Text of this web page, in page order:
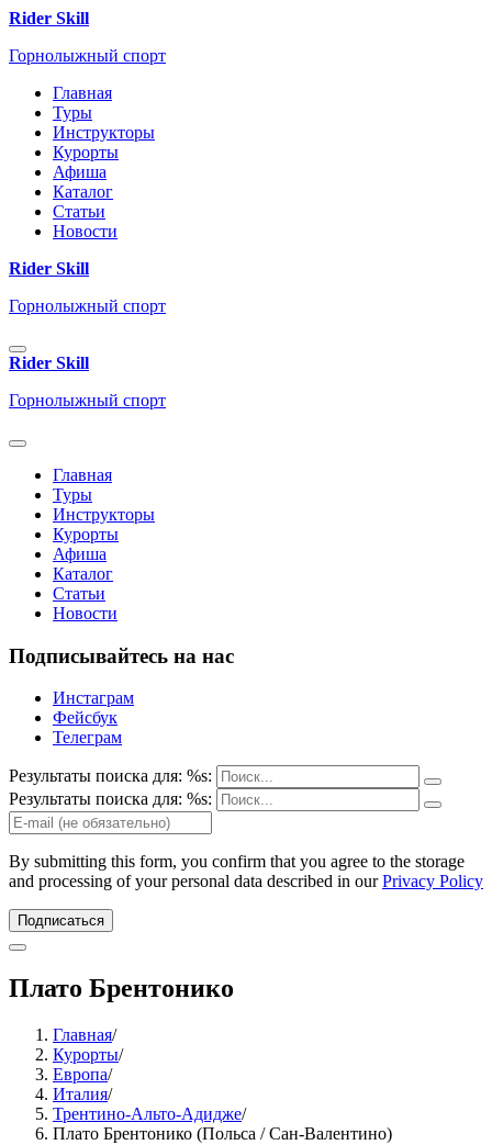
Rider Skill
Горнолыжный спорт
Главная
Туры
Инструкторы
Курорты
Афиша
Каталог
Статьи
Новости
Rider Skill
Горнолыжный спорт
Rider Skill
Горнолыжный спорт
Главная
Туры
Инструкторы
Курорты
Афиша
Каталог
Статьи
Новости
Подписывайтесь на нас
Инстаграм
Фейсбук
Телеграм
Результаты поиска для: %s:
Результаты поиска для: %s:
By submitting this form, you confirm that you agree to the storage
and processing of your personal data described in ourPrivacy Policy
Подписаться
Плато Брентонико
Главная/
Курорты/
Европа/
Италия/
Трентино-Альто-Адидже/
Плато Брентонико (Польса / Сан-Валентино)